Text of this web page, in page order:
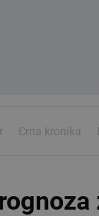
Crna kronika